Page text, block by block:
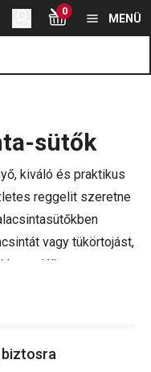
0
MENÜ
sütők
kiváló és praktikus
reggelit szeretne
vagy tükörtojást,
találhat
serpenyőket vagy
biztosra